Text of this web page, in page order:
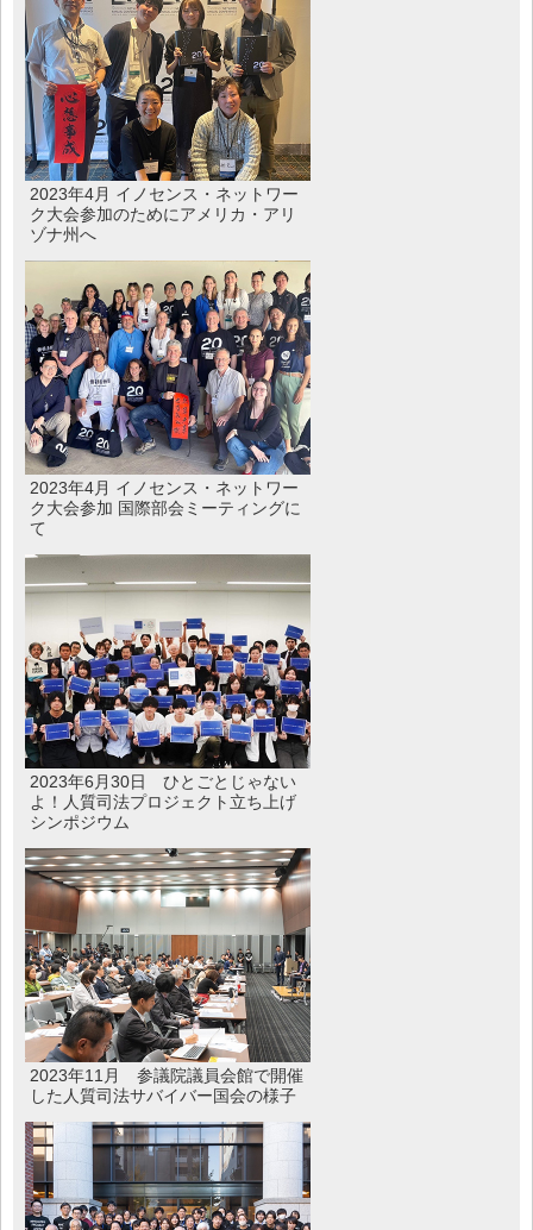
2023年4月 イノセンス・ネットワー
ク大会参加のためにアメリカ・アリ
ゾナ州へ
2023年4月 イノセンス・ネットワー
ク大会参加 国際部会ミーティングに
て
2023年6月30日 ひとごとじゃない
よ！人質司法プロジェクト立ち上げ
シンポジウム
2023年11月 参議院議員会館で開催
した人質司法サバイバー国会の様子